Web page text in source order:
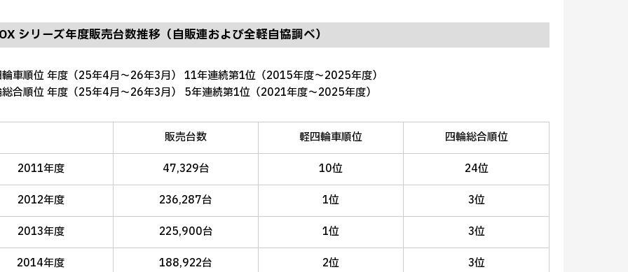
シリーズ年度販売台数推移（自販連および全軽自協調べ）
輪車順位 年度（25年4月～26年3月） 11年連続第1位（2015年度～2025年度）
総合順位 年度（25年4月～26年3月） 5年連続第1位（2021年度～2025年度）
販売台数 軽四輪車順位
四輪総合順位
2011年度
47,329台 10位
24位
2012年度
236,287台 1位
3位
2013年度
225,900台 1位
3位
2014年度
188,922台 2位
3位